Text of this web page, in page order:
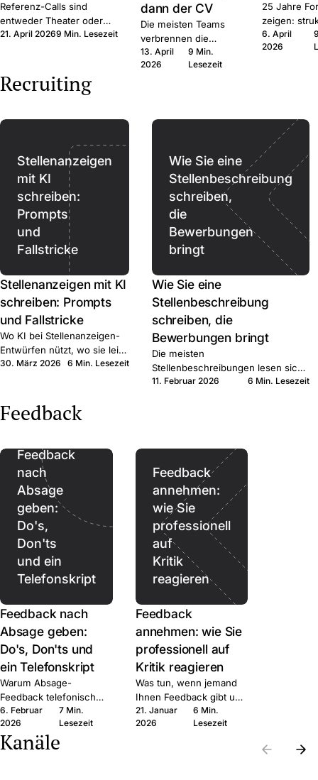
Referenz-Calls sind
entweder Theater oder
Signal. Hier ist das Frage-
und wann Sie den Call
ganz auslassen.
21. April 20269 Min. Lesezeit
dann der CV
Die meisten Teams
verbrennen die
falsche
Aufmerksamkeit auf
Zeit im qualifizierten
13. April
2026
9 Min.
Lesezeit
25 Jahre
zeigen:
schlägt
deutlich.
6. April
2026
Recruiting
Stellenanzeigen
mit KI
schreiben:
Prompts
und
Fallstricke
Stellenanzeigen mit KI
schreiben: Prompts
und Fallstricke
Wo KI bei Stellenanzeigen-
Entwürfen nützt, wo sie leise
schadet, und wo sie
Recruiter.
30. März 2026 6 Min. Lesezeit
Wie Sie eine
Stellenbeschreibung
schreiben,
die
Bewerbungen
bringt
Wie Sie eine
Stellenbeschreibung
schreiben, die
Bewerbungen bringt
Die meisten
Stellenbeschreibungen lesen sich
wie interne HR-Notizen. Sechs
11. Februar 2026 6 Min. Lesezeit
Feedback
Feedback
nach
Absage
geben:
Do's,
Don'ts
und ein
Telefonskript
Feedback nach
Absage geben:
Do's, Don'ts und
ein Telefonskript
Warum Absage-
Feedback telefonisch
besser ist als schriftlich,
was Sie sagen können,
und welche Fehler nach
6. Februar
2026
7 Min.
Lesezeit
Feedback
annehmen:
wie Sie
professionell
auf
Kritik
reagieren
Feedback
annehmen: wie Sie
professionell auf
Kritik reagieren
Was tun, wenn jemand
Ihnen Feedback gibt und
Sie innerlich auf Abwehr
schalten? Sechs
21. Januar
2026
6 Min.
Lesezeit
Kanäle